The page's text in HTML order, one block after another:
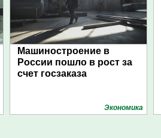
Машиностроение в
России пошло в рост за
счет госзаказа
Экономика